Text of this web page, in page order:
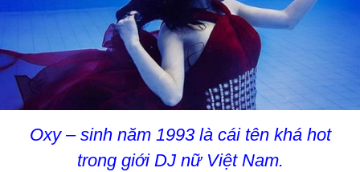
Oxy – sinh năm 1993 là cái tên khá hot
trong giới DJ nữ Việt Nam.